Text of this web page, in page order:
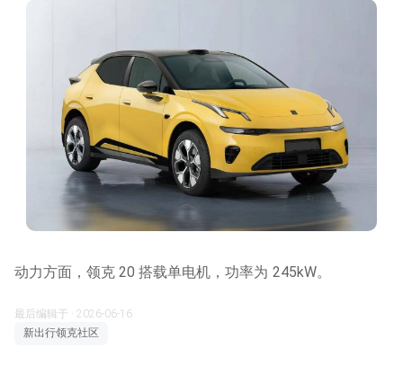
动力方面，领克 20 搭载单电机，功率为 245kW。
最后编辑于 · 2026-06-16
新出行领克社区